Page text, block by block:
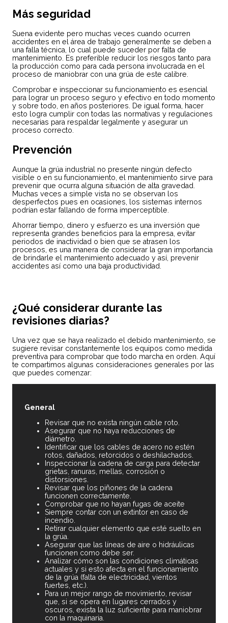
Más seguridad
Suena evidente pero muchas veces cuando ocurren
accidentes en el área de trabajo generalmente se deben a
una falla técnica, lo cual puede suceder por falta de
mantenimiento. Es preferible reducir los riesgos tanto para
la producción como para cada persona involucrada en el
proceso de maniobrar con una grúa de este calibre.
Comprobar e inspeccionar su funcionamiento es esencial
para lograr un proceso seguro y efectivo en todo momento
y sobre todo, en años posteriores. De igual forma, hacer
esto logra cumplir con todas las normativas y regulaciones
necesarias para respaldar legalmente y asegurar un
proceso correcto.
Prevención
Aunque la grúa industrial no presente ningún defecto
visible o en su funcionamiento, el mantenimiento sirve para
prevenir que ocurra alguna situación de alta gravedad.
Muchas veces a simple vista no se observan los
desperfectos pues en ocasiones, los sistemas internos
podrían estar fallando de forma imperceptible.
Ahorrar tiempo, dinero y esfuerzo es una inversión que
representa grandes beneficios para la empresa, evitar
periodos de inactividad o bien que se atrasen los
procesos, es una manera de considerar la gran importancia
de brindarle el mantenimiento adecuado y así, prevenir
accidentes así como una baja productividad.
¿Qué considerar durante las
revisiones diarias?
Una vez que se haya realizado el debido mantenimiento, se
sugiere revisar constantemente los equipos como medida
preventiva para comprobar que todo marcha en orden. Aquí
te compartimos algunas consideraciones generales por las
que puedes comenzar:
General
Revisar que no exista ningún cable roto.
Asegurar que no haya reducciones de
diámetro.
Identificar que los cables de acero no estén
rotos, dañados, retorcidos o deshilachados.
Inspeccionar la cadena de carga para detectar
grietas, ranuras, mellas, corrosión o
distorsiones.
Revisar que los piñones de la cadena
funcionen correctamente.
Comprobar que no hayan fugas de aceite
Siempre contar con un extintor en caso de
incendio.
Retirar cualquier elemento que esté suelto en
la grúa.
Asegurar que las líneas de aire o hidráulicas
funcionen como debe ser.
Analizar cómo son las condiciones climáticas
actuales y si esto afecta en el funcionamiento
de la grúa (falta de electricidad, vientos
fuertes, etc.).
Para un mejor rango de movimiento, revisar
que, si se opera en lugares cerrados y
oscuros, exista la luz suficiente para maniobrar
con la maquinaria.